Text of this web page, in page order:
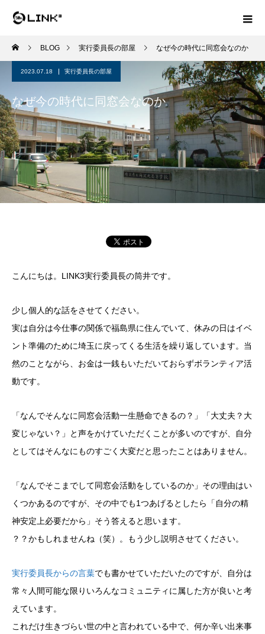
BLOG 実行委員長の部屋 なぜ今の時代に同窓会なのか
2023.07.18 実行委員長の部屋
なぜ今の時代に同窓会なのか
こんにちは。LINK3実行委員長の筒井です。
少し個人的な話をさせてください。
実は自分は今仕事の関係で福島県に住んでいて、休みの日はイベ
ント準備のために埼玉に戻ってくる生活を繰り返しています。当
然のことながら、お金は一銭もいただいておらずボランティア活
動です。
「なんでそんなに同窓会活動一生懸命できるの？」「大丈夫？大
変じゃない？」と声をかけていただくことが多いのですが、自分
としてはそんなにものすごく大変だと思ったことはありません。
「なんでそこまでして同窓会活動をしているのか」その理由はい
くつかあるのですが、その中でも1つあげるとしたら「自分の精
神安定上必要だから」そう答えると思います。
？？かもしれませんね（笑）。もう少し説明させてください。
実行委員長からの言葉でも書かせていただいたのですが、自分は
常々人間可能な限りいろんなコミュニティに属した方が良いと考
えています。
これだけ生きづらい世の中と言われている中で、何か辛い出来事